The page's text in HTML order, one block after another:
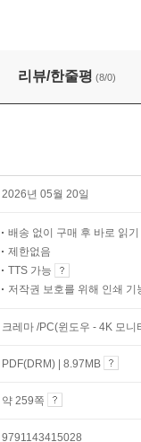
력공단 6급 NCS&
리뷰/한줄평 (8/0)
2026년 05월 20일
배송 없이 구매 후 바로 읽기
제한없음
TTS 가능
저작권 보호를 위해 인쇄 기
크레마 /PC(윈도우 - 4K 모
PDF(DRM) | 8.97MB
약 259쪽
9791143415028